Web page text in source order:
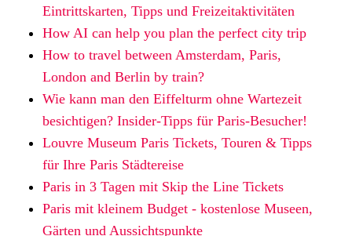
Eintrittskarten, Tipps und Freizeitaktivitäten
How AI can help you plan the perfect city trip
How to travel between Amsterdam, Paris,
London and Berlin by train?
Wie kann man den Eiffelturm ohne Wartezeit
besichtigen? Insider-Tipps für Paris-Besucher!
Louvre Museum Paris Tickets, Touren & Tipps
für Ihre Paris Städtereise
Paris in 3 Tagen mit Skip the Line Tickets
Paris mit kleinem Budget - kostenlose Museen,
Gärten und Aussichtspunkte